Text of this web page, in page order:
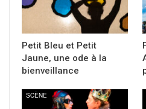
Petit Bleu et Petit
Jaune, une ode à la
bienveillance
SCÈNE